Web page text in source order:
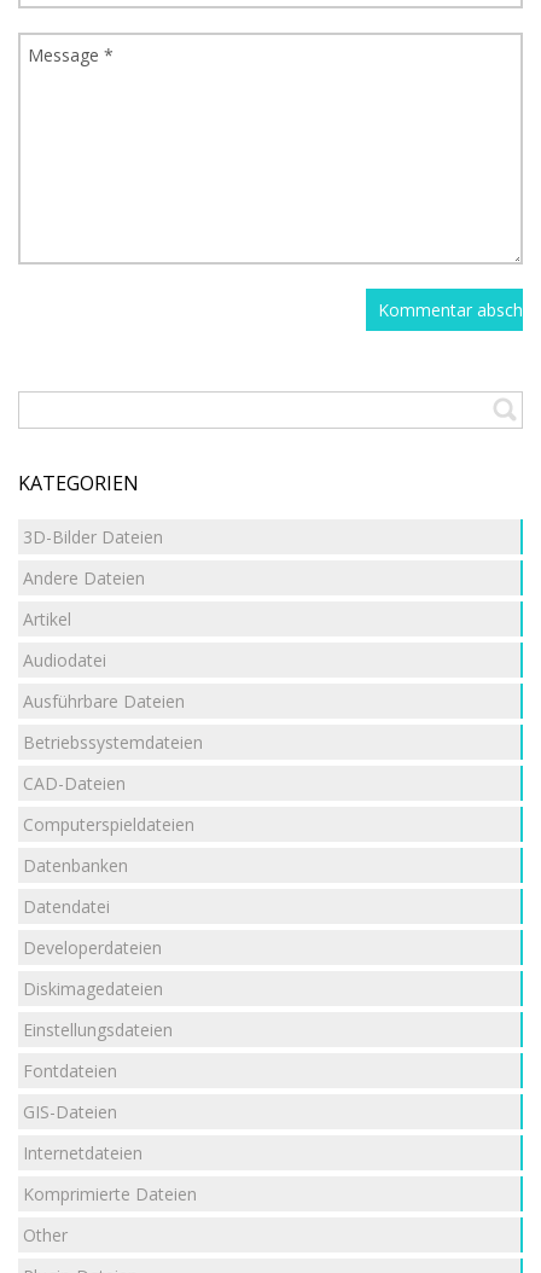
KATEGORIEN
3D-Bilder Dateien
Andere Dateien
Artikel
Audiodatei
Ausführbare Dateien
Betriebssystemdateien
CAD-Dateien
Computerspieldateien
Datenbanken
Datendatei
Developerdateien
Diskimagedateien
Einstellungsdateien
Fontdateien
GIS-Dateien
Internetdateien
Komprimierte Dateien
Other